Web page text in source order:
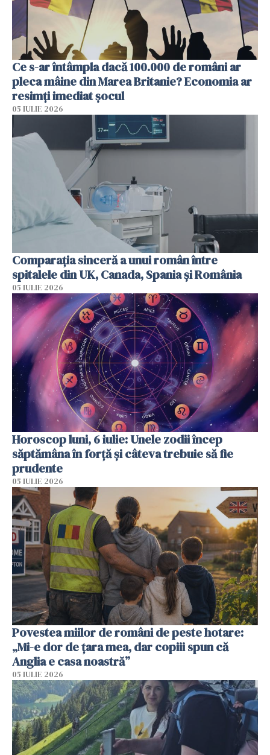
Ce s-ar întâmpla dacă 100.000 de români ar
pleca mâine din Marea Britanie? Economia ar
resimți imediat șocul
05 IULIE 2026
Comparația sinceră a unui român între
spitalele din UK, Canada, Spania și România
05 IULIE 2026
Horoscop luni, 6 iulie: Unele zodii încep
săptămâna în forță și câteva trebuie să fie
prudente
05 IULIE 2026
Povestea miilor de români de peste hotare:
„Mi-e dor de țara mea, dar copiii spun că
Anglia e casa noastră”
05 IULIE 2026